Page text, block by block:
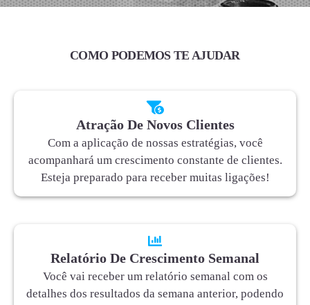
COMO PODEMOS TE AJUDAR
Atração De Novos Clientes
Com a aplicação de nossas estratégias, você
acompanhará um crescimento constante de clientes.
Esteja preparado para receber muitas ligações!
Relatório De Crescimento Semanal
Você vai receber um relatório semanal com os
detalhes dos resultados da semana anterior, podendo